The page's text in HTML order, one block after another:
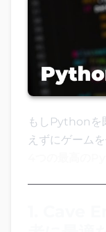
もしPythonを
えずにゲーム